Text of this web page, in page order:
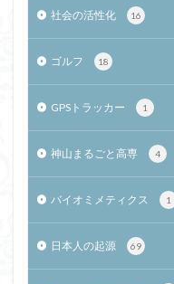
社会の活性化 16
ゴルフ 18
GPSトラッカー 1
神山まるごと高専 4
バイオミメティクス 1
日本人の起源 69